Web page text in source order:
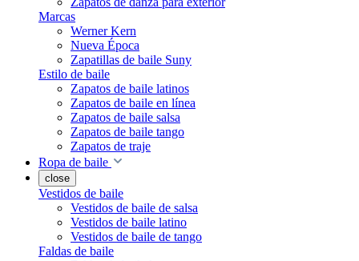
Marcas
Werner Kern
Nueva Época
Zapatillas de baile Suny
Estilo de baile
Zapatos de baile latinos
Zapatos de baile en línea
Zapatos de baile salsa
Zapatos de baile tango
Zapatos de traje
Ropa de baile
close
Vestidos de baile
Vestidos de baile de salsa
Vestidos de baile latino
Vestidos de baile de tango
Faldas de baile